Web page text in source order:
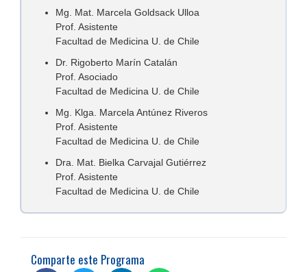
Mg. Mat. Marcela Goldsack Ulloa
Prof. Asistente
Facultad de Medicina U. de Chile
Dr. Rigoberto Marín Catalán
Prof. Asociado
Facultad de Medicina U. de Chile
Mg. Klga. Marcela Antúnez Riveros
Prof. Asistente
Facultad de Medicina U. de Chile
Dra. Mat. Bielka Carvajal Gutiérrez
Prof. Asistente
Facultad de Medicina U. de Chile
Comparte este Programa